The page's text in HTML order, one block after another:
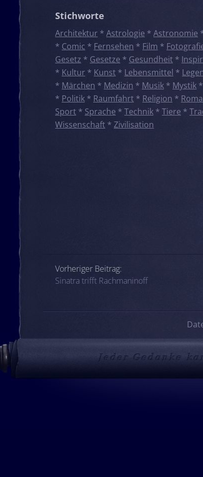
Stichworte
Architektur * Astrologie * Astronomie
* Comic * Fernsehen * Film *
Gesetz * Gesetze * Gesundheit *
* Kultur * Kunst * Lebensmittel *
* Märchen * Medizin * Musik * Mystik *
* Politik * Raumfahrt * Religion *
Sport * Sprache * Technik * Tiere *
Wissenschaft * Zivilisation
Beitrags-Navigation
Vorheriger Beitrag:
Sinatra trifft Rachmaninoff